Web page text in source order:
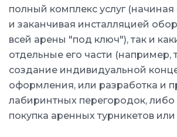
полный комплекс услуг (начиная
и заканчивая инсталляцией
всей арены "под ключ"), так и
отдельные его части (например,
создание индивидуальной
оформления, или разработка и
лабиринтных перегородок, либо
покупка аренных турникетов